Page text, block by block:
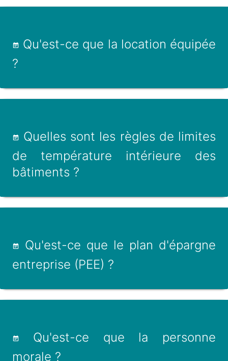
Qu'est-ce que la location équipée
?
Quelles sont les règles de limites
de température intérieure des
bâtiments ?
Qu'est-ce que le plan d'épargne
entreprise (PEE) ?
Qu'est-ce que la personne
morale ?